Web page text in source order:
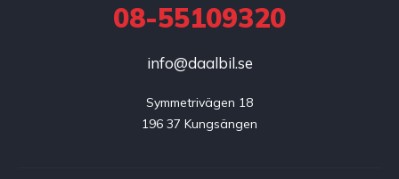
08-55109320
info@daalbil.se
Symmetrivägen 18
196 37 Kungsängen